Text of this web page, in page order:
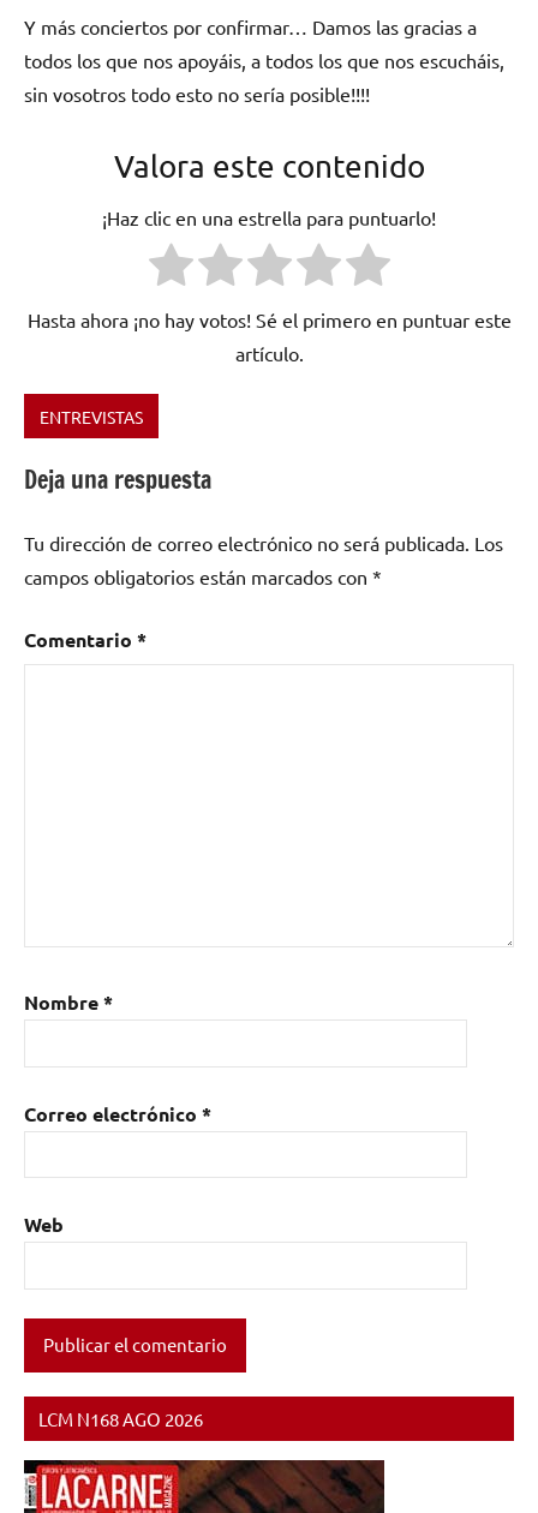
Y más conciertos por confirmar… Damos las gracias a
todos los que nos apoyáis, a todos los que nos escucháis,
sin vosotros todo esto no sería posible!!!!
Valora este contenido
¡Haz clic en una estrella para puntuarlo!
Hasta ahora ¡no hay votos! Sé el primero en puntuar este
artículo.
Etiquetado
España,
ENTREVISTAS
Deja una respuesta
Tu dirección de correo electrónico no será publicada. Los
campos obligatorios están marcados con *
Comentario *
Nombre*
Correo electrónico *
Web
LCM N168 AGO 2026